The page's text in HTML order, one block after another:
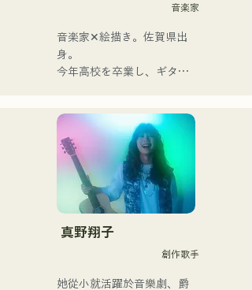
以「令和歌謠搖滾」為名，
活躍於樂壇。
音楽家
音楽家✕絵描き。佐賀県出
身。
今年高校を卒業し、ギター
行う傍ら、大胆な色彩感覚
を活かしたアート制作に励
む。枠に収まりきれないマ
ルチな表現スタイルを確立
するため、日々探求を続け
ている。現在はSNSを中心
に、自身の表現を発信中。
真野翔子
創作歌手
她從小就活躍於音樂劇、爵